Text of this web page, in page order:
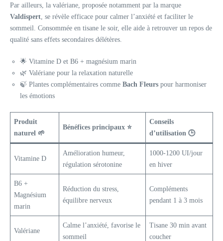
Par ailleurs, la valériane, proposée notamment par la marque
Valdispert , se révèle efficace pour calmer l’anxiété et faciliter le
sommeil. Consommée en tisane le soir, elle aide à retrouver un repos de
qualité sans effets secondaires délétères.
🌟 Vitamine D et B6 + magnésium marin
🌿 Valériane pour la relaxation naturelle
🍃 Plantes complémentaires comme Bach Fleurs pour harmoniser
les émotions
Produit
naturel 🌱
Bénéfices principaux ⭐
Conseils
d’utilisation 🕒
Vitamine D
Amélioration humeur,
régulation sérotonine
1000-1200 UI/jour
en hiver
B6 +
Magnésium
marin
Réduction du stress,
équilibre nerveux
Compléments
pendant 1 à 3 mois
Valériane
Calme l’anxiété, favorise le
sommeil
Tisane 30 min avant
coucher